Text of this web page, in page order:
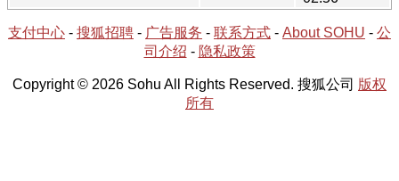
支付中心 - 搜狐招聘 - 广告服务 - 联系方式 - About SOHU - 公
司介绍 - 隐私政策
Copyright © 2026 Sohu All Rights Reserved. 搜狐公司 版权
所有